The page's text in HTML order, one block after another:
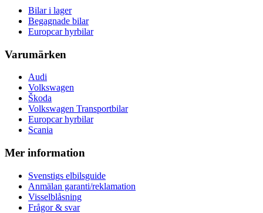
Bilar i lager
Begagnade bilar
Europcar hyrbilar
Varumärken
Audi
Volkswagen
Škoda
Volkswagen Transportbilar
Europcar hyrbilar
Scania
Mer information
Svenstigs elbilsguide
Anmälan garanti/reklamation
Visselblåsning
Frågor & svar